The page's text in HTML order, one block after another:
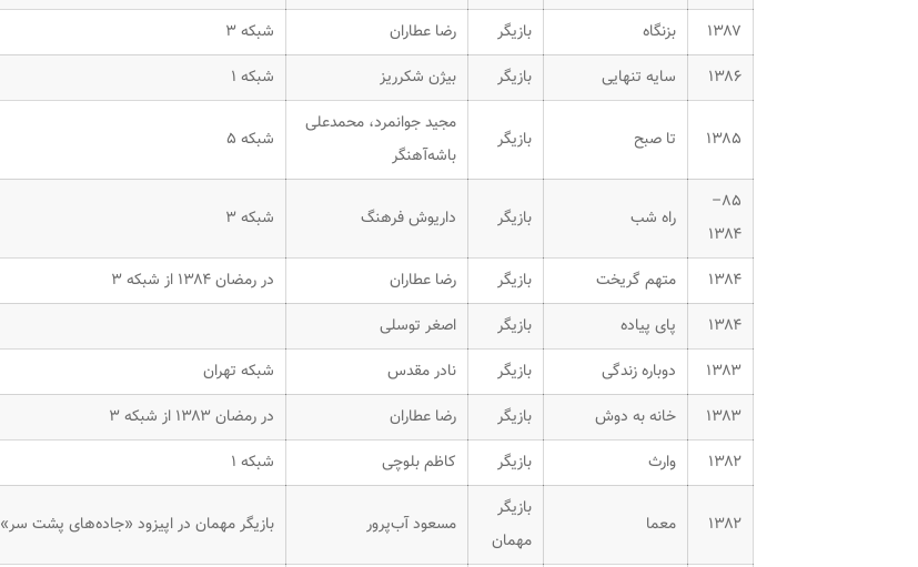
۱۳۸۷ بزنگاه بازیگر رضا عطاران
شبکه ۳
۱۳۸۶
سایه تنهایی بازیگر بیژن شکرریز شبکه ۱
۱۳۸۵ تا صبح بازیگر
مجید جوانمرد، محمدعلی
باشه‌آهنگر
شبکه ۵
۸۵–
۱۳۸۴
راه شب بازیگر داریوش فرهنگ شبکه ۳
۱۳۸۴ متهم گریخت بازیگر رضا عطاران
در رمضان ۱۳۸۴ از شبکه ۳
۱۳۸۴
پای پیاده بازیگر
اصغر توسلی
۱۳۸۳
دوباره زندگی بازیگر نادر مقدس
شبکه تهران
۱۳۸۳
خانه به دوش بازیگر رضا عطاران
در رمضان ۱۳۸۳ از شبکه ۳
۱۳۸۲
وارث بازیگر کاظم بلوچی شبکه ۱
۱۳۸۲ معما
بازیگر
مهمان
مسعود آب‌پرور بازیگر مهمان در اپیزود «جاده‌های پشت سر»